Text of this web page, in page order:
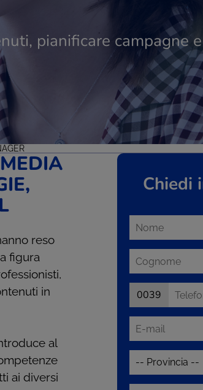
pianificare campagne
reso
figura
in
al
ai diversi
Chiedi
0039